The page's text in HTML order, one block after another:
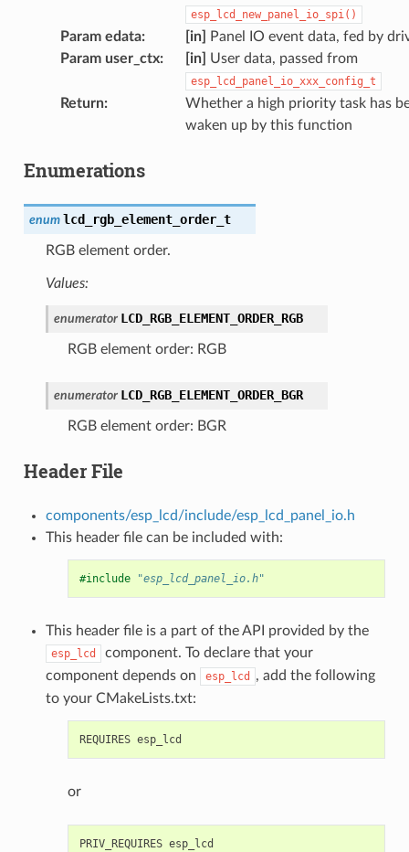
esp_lcd_new_panel_io_spi()
Param edata: [in]
Panel IO event data, fed by
Param user_ctx: [in] User data, passed from
esp_lcd_panel_io_xxx_config_t
Return:
Whether a high priority task has
waken up by this function
Enumerations
enum lcd_rgb_element_order_t
RGB element order.
Values:
enumerator LCD_RGB_ELEMENT_ORDER_RGB
RGB element order: RGB
enumerator LCD_RGB_ELEMENT_ORDER_BGR
RGB element order: BGR
Header File
components/esp_lcd/include/esp_lcd_panel_io.h
This header file can be included with:
#include "esp_lcd_panel_io.h"
This header file is a part of the API provided by the
esp_lcd
component. To declare that your
component depends on
esp_lcd
, add the following
to your CMakeLists.txt:
or